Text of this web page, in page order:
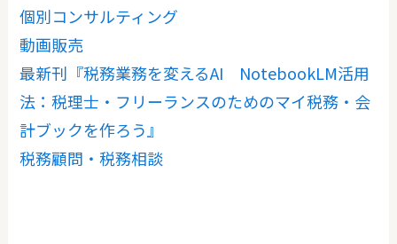
個別コンサルティング
動画販売
最新刊『税務業務を変えるAI NotebookLM活用
法：税理士・フリーランスのためのマイ税務・会
計ブックを作ろう』
税務顧問・税務相談